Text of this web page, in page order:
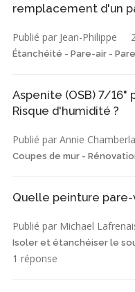
remplacement d'un
Publié par Jean-Philippe
Étanchéité - Pare-air -
Aspenite (OSB) 7/16"
Risque d'humidité ?
Publié par Annie
Coupes de mur -
Quelle peinture pare-
Publié par Michael
Isoler et étanchéiser le
1 réponse